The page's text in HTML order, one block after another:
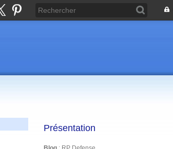
Présentation